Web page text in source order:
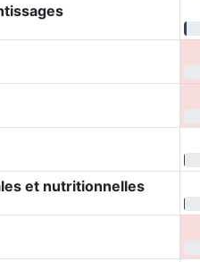
et nutritionnelles